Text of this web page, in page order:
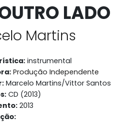
LADO
Martins
instrumental
Produção Independente
Marcelo Martins/Vittor Santos
CD (2013)
2013